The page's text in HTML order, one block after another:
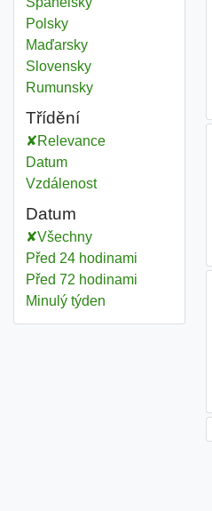
Polsky
Maďarsky
Slovensky
Rumunsky
Třídění
Relevance
Datum
Vzdálenost
Datum
Všechny
Před 24 hodinami
Před 72 hodinami
Minulý týden